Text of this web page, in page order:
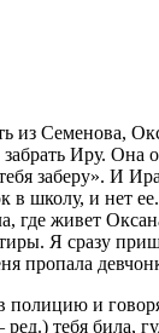
из Семенова,
Иру. Она
заберу». И
в школу, и нет
где живет
Я сразу
пропала
и
тебя била,